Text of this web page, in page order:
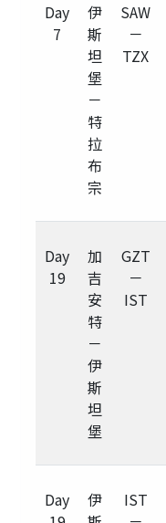
Day
7
伊
斯
坦
堡
－
特
拉
布
宗
SAW
－
TZX
Day
19
加
吉
安
特
－
伊
斯
坦
堡
GZT
－
IST
Day
伊
IST